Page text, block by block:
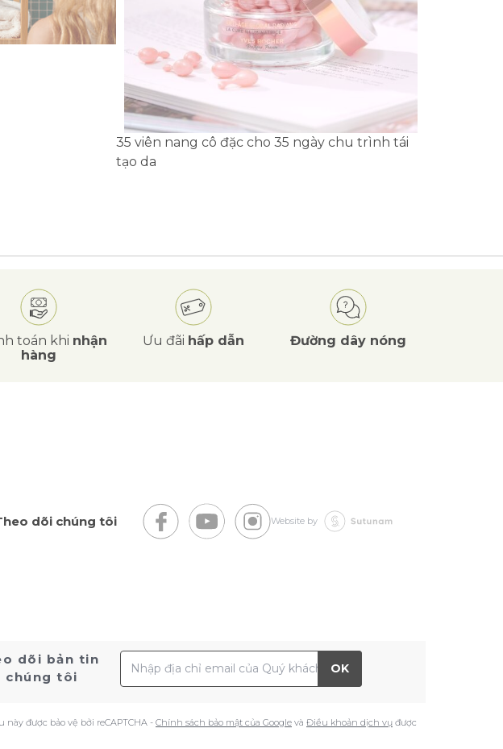
35 viên nang cô đặc cho 35 ngày chu trình tái
tạo da
toán khi nhận
hàng
Ưu đãi hấp dẫn Đường dây nóng
dõi bản tin
chúng tôi
Địa chỉ Email
OK
này được bảo vệ bởi reCAPTCHA - Chính sách bảo mật của Google và Điều khoản dịch vụ được
dõi chúng tôi
Website by